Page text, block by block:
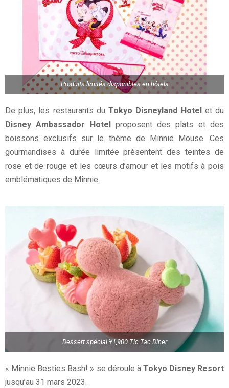
Produits limités disponibles en hôtels
De plus, les restaurants duTokyo Disneyland Hotel et du
Disney Ambassador Hotel
proposent des plats et des
boissons exclusifs sur le thème de Minnie Mouse. Ces
gourmandises à durée limitée présentent des teintes de
rose et de rouge et les cœurs d’amour et les motifs à pois
emblématiques de Minnie.
Dessert spécial ¥1,900 Tic Tac Diner
« Minnie Besties Bash! » se déroule à Tokyo Disney Resort
jusqu’au 31 mars 2023.